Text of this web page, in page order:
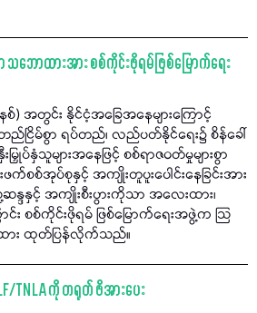
သဘောထားအား စစ်ကိုင်းဖိုရမ်ဖြစ်မြောက်ရေး
အတွင်း နိုင်ငံ့အခြေအနေများကြောင့်
ား တည်ငြိမ်စွာ ရပ်တည်၊ လည်ပတ်နိုင်ရေး၌ စိန်ခေါ်
ြှုပ်နှံသူများအနေဖြင့် စစ်ရာဇဝတ်မှုများစွာ
စ်အုပ်စုနှင့် အကျိုးတူပူးပေါင်းနေခြင်းအား
ဒနှင့် အကျိုးစီးပွားကိုသာ အလေးထား၊
စစ်ကိုင်းဖိုရမ် ဖြစ်မြောက်ရေးအဖွဲ့က သြ
း ထုတ်ပြန်လိုက်သည်။
TNLA ကို တရုတ် ဖိအားပေး